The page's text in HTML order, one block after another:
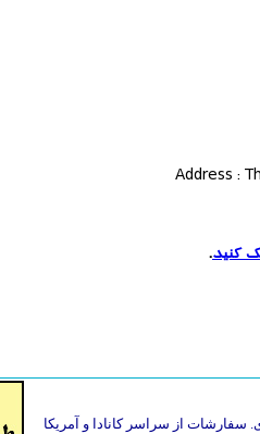
Address :
کنید.
از سراسر کانادا و آمریکا